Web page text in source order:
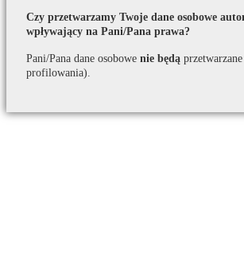
Czy przetwarzamy Twoje dane osobowe
wpływający na Pani/Pana prawa?
Pani/Pana dane osobowe nie będą
profilowania).